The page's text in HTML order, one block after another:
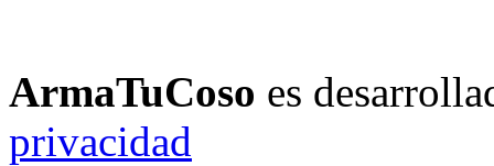
ArmaTuCoso es
privacidad